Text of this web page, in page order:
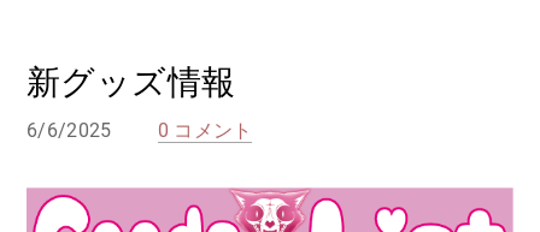
新グッズ情報
6/6/2025 0 コメント